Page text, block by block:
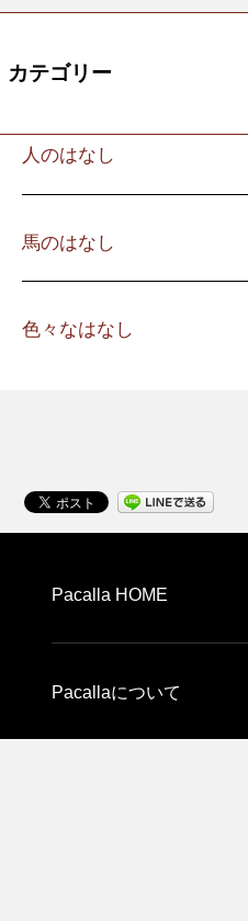
カテゴリー
人のはなし
馬のはなし
色々なはなし
Pacalla HOME
Pacallaについて